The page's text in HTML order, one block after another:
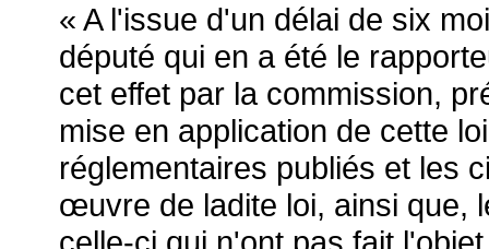
« A l'issue d'un délai de six
député qui en a été le
cet effet par la commission,
mise en application de cette
réglementaires publiés et les
œuvre de ladite loi, ainsi que,